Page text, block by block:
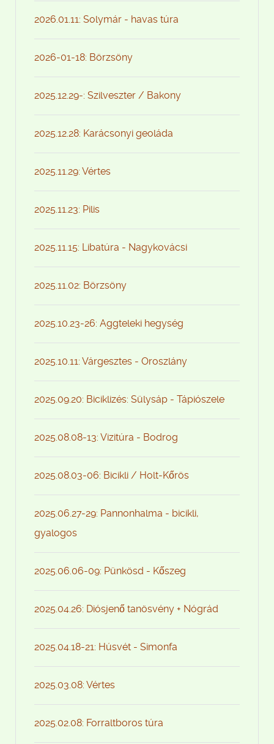
2026.01.11: Solymár - havas túra
2026-01-18: Börzsöny
2025.12.29-: Szilveszter / Bakony
2025.12.28: Karácsonyi geoláda
2025.11.29: Vértes
2025.11.23: Pilis
2025.11.15: Libatúra - Nagykovácsi
2025.11.02: Börzsöny
2025.10.23-26: Aggteleki hegység
2025.10.11: Várgesztes - Oroszlány
2025.09.20: Biciklizés: Sülysáp - Tápiószele
2025.08.08-13: Vizitúra - Bodrog
2025.08.03-06: Bicikli / Holt-Kőrös
2025.06.27-29: Pannonhalma - bicikli,
gyalogos
2025.06.06-09: Pünkösd - Kőszeg
2025.04.26: Diósjenő tanösvény + Nógrád
2025.04.18-21: Húsvét - Simonfa
2025.03.08: Vértes
2025.02.08: Forraltboros túra